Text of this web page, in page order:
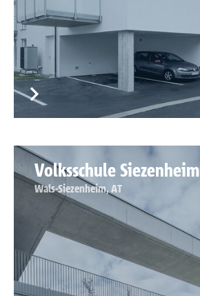
Volksschule Siezenheim
Wals-Siezenheim, AT